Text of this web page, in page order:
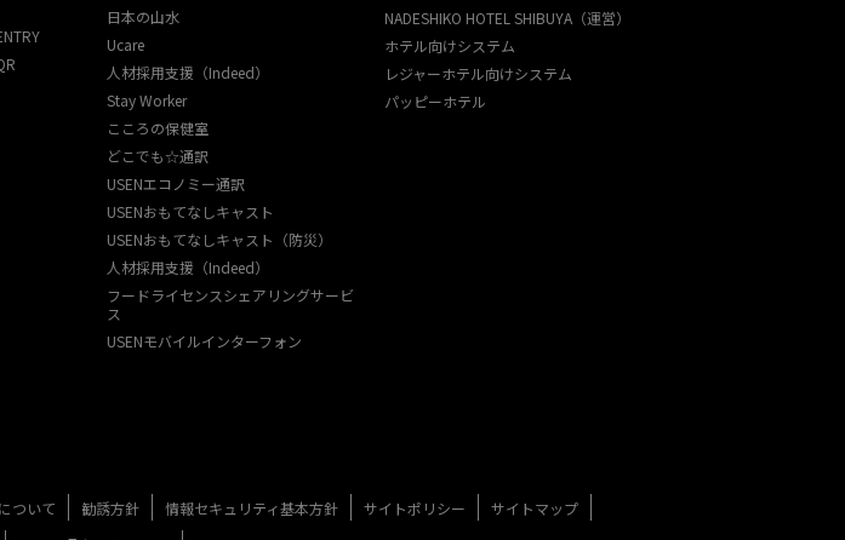
日本の山水
Ucare
人材採用支援（Indeed）
Stay Worker
こころの保健室
どこでも☆通訳
USENエコノミー通訳
USENおもてなしキャスト
USENおもてなしキャスト（防災）
人材採用支援（Indeed）
フードライセンスシェアリングサービ
ス
USENモバイルインターフォン
NADESHIKO HOTEL SHIBUYA（運営）
ホテル向けシステム
レジャーホテル向けシステム
パッピーホテル
ついて 勧誘方針 情報セキュリティ基本方針 サイトポリシー
サイトマップ